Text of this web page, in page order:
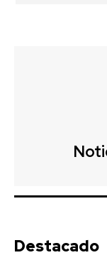
Destacado